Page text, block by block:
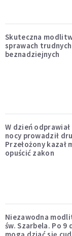
Skuteczna
sprawach
beznadziejnych
W dzień odprawiał
nocy prowadził
Przełożony kazał
opuścić zakon
Niezawodna
św. Szarbela. Po 9
mogą dziać się